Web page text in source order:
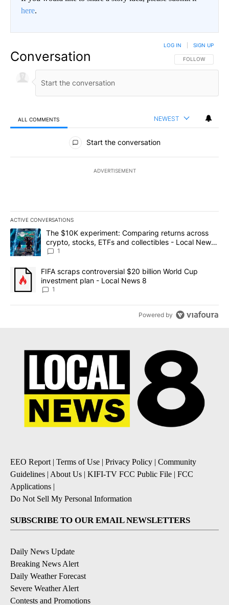
here.
Conversation FOLLOW THIS
FOLLOW
LOG IN SIGN UP
ALL COMMENTS NEWEST
All Comments
Start the conversation
ADVERTISEMENT
ACTIVE CONVERSATIONS
The following is a list of the most commented articles in the last
A trending article titled "The $10K experiment: Comparing
The $10K experiment: Comparing returns across
crypto, stocks, ETFs and collectibles - Local News
8
1
A trending article titled "FIFA scraps controversial $20 billion
FIFA scraps controversial $20 billion World Cup
investment plan - Local News 8
1
Powered by
EEO Report| Terms of Use | Privacy Policy | Community
Guidelines | About Us | KIFI-TV FCC Public File | FCC
Applications |
Do Not Sell My Personal Information
SUBSCRIBE TO OUR EMAIL NEWSLETTERS
Daily News Update
Breaking News Alert
Daily Weather Forecast
Severe Weather Alert
Contests and Promotions